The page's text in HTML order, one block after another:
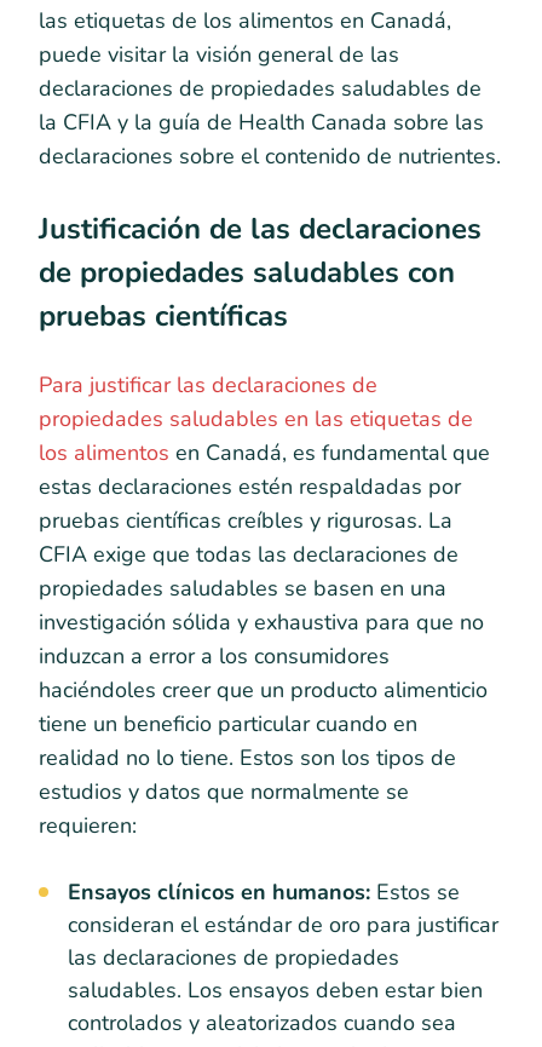
las etiquetas de los alimentos en Canadá,
puede visitar la visión general de las
declaraciones de propiedades saludables de
la CFIA y la guía de Health Canada sobre las
declaraciones sobre el contenido de nutrientes.
Justificación de las declaraciones
de propiedades saludables con
pruebas científicas
Para justificar las declaraciones de
propiedades saludables en las etiquetas de
los alimentos en Canadá, es fundamental que
estas declaraciones estén respaldadas por
pruebas científicas creíbles y rigurosas. La
CFIA exige que todas las declaraciones de
propiedades saludables se basen en una
investigación sólida y exhaustiva para que no
induzcan a error a los consumidores
haciéndoles creer que un producto alimenticio
tiene un beneficio particular cuando en
realidad no lo tiene. Estos son los tipos de
estudios y datos que normalmente se
requieren:
Ensayos clínicos en humanos: Estos se
consideran el estándar de oro para justificar
las declaraciones de propiedades
saludables. Los ensayos deben estar bien
controlados y aleatorizados cuando sea